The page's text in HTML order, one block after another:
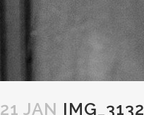
21 JAN IMG_3132